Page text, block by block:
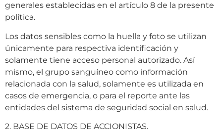
generales establecidas en el artículo 8 de la presente
política.
Los datos sensibles como la huella y foto se utilizan
únicamente para respectiva identificación y
solamente tiene acceso personal autorizado. Así
mismo, el grupo sanguíneo como información
relacionada con la salud, solamente es utilizada en
casos de emergencia, o para el reporte ante las
entidades del sistema de seguridad social en salud.
2. BASE DE DATOS DE ACCIONISTAS.